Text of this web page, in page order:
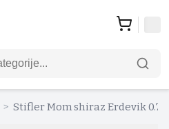
> Stifler Mom shiraz Erdevik